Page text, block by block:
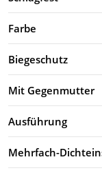
Farbe
Biegeschutz
Mit Gegenmutter
Ausführung
Mehrfach-